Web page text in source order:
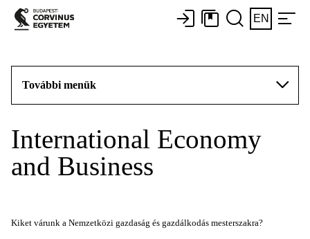
EN
További menük
International Economy
and Business
Kiket várunk a Nemzetközi gazdaság és gazdálkodás mesterszakra?